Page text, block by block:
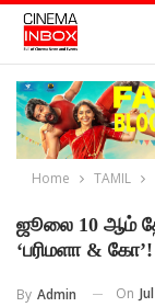
Home TAMIL
ஜூலை 10 ஆம்
‘பரிமளா & கோ’!
By Admin On